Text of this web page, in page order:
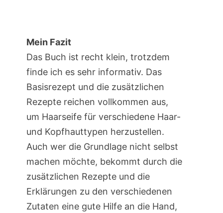
Mein Fazit
Das Buch ist recht klein, trotzdem
finde ich es sehr informativ. Das
Basisrezept und die zusätzlichen
Rezepte reichen vollkommen aus,
um Haarseife für verschiedene Haar-
und Kopfhauttypen herzustellen.
Auch wer die Grundlage nicht selbst
machen möchte, bekommt durch die
zusätzlichen Rezepte und die
Erklärungen zu den verschiedenen
Zutaten eine gute Hilfe an die Hand,